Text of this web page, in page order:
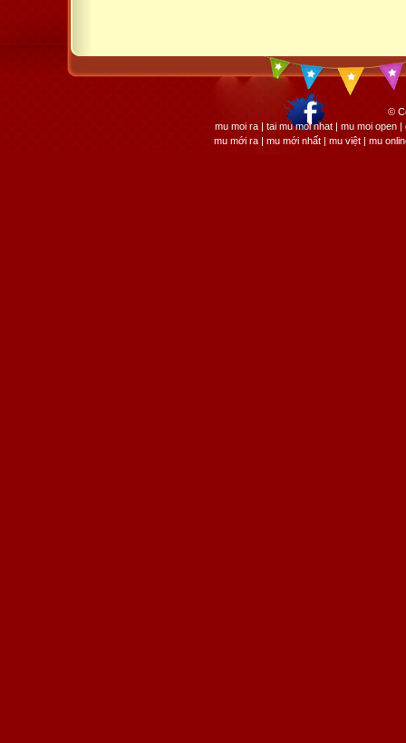
©
mu moi ra | tai mu moi nhat | mu moi open
mu mới ra | mu mới nhất | mu việt | mu